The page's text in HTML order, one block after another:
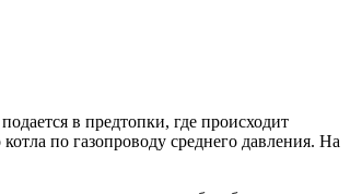
в предтопки, где происходит
по газопроводу среднего давления. На